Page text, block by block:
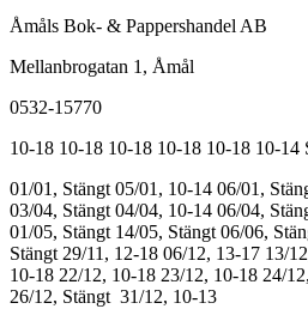
Åmåls Bok- & Pappershandel AB
Mellanbrogatan 1, Åmål
0532-15770
10-18 10-18 10-18 10-18 10-18 10-14
01/01, Stängt 05/01, 10-14 06/01,
03/04, Stängt 04/04, 10-14 06/04,
01/05, Stängt 14/05, Stängt 06/06,
Stängt 29/11, 12-18 06/12, 13-17 13/
10-18 22/12, 10-18 23/12, 10-18 24/
26/12, Stängt 31/12, 10-13